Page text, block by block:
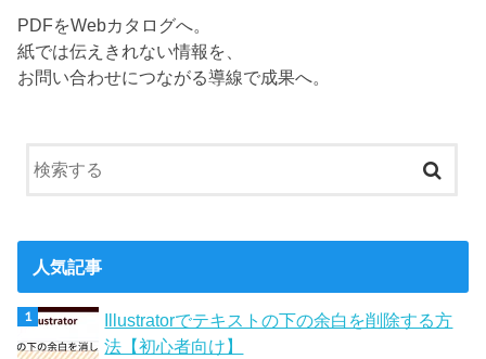
PDFをWebカタログへ。
紙では伝えきれない情報を、
お問い合わせにつながる導線で成果へ。
人気記事
Illustratorでテキストの下の余白を削除する方
法【初心者向け】